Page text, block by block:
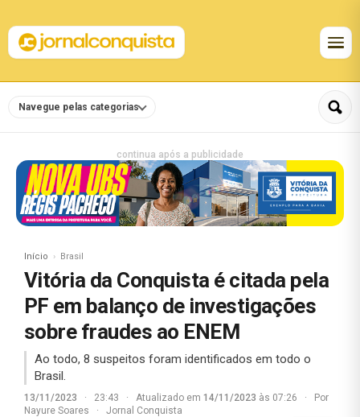
Navegue pelas categorias
continua após a publicidade
Início Brasil
Vitória da Conquista é citada pela
PF em balanço de investigações
sobre fraudes ao ENEM
Ao todo, 8 suspeitos foram identificados em todo o
Brasil.
13/11/2023 · 23:43 · Atualizado em 14/11/2023 às 07:26 ·
Por
Nayure Soares
· Jornal Conquista